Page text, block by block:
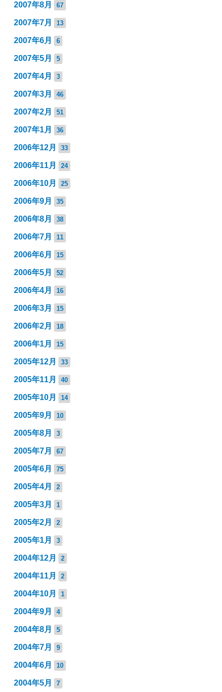
2007年8月 67
2007年7月 13
2007年6月 6
2007年5月 5
2007年4月 3
2007年3月 46
2007年2月 51
2007年1月 36
2006年12月 33
2006年11月 24
2006年10月 25
2006年9月 35
2006年8月 38
2006年7月 11
2006年6月 15
2006年5月 52
2006年4月 16
2006年3月 15
2006年2月 18
2006年1月 15
2005年12月 33
2005年11月 40
2005年10月 14
2005年9月 10
2005年8月 3
2005年7月 67
2005年6月 75
2005年4月 2
2005年3月 1
2005年2月 2
2005年1月 3
2004年12月 2
2004年11月 2
2004年10月 1
2004年9月 4
2004年8月 5
2004年7月 9
2004年6月 10
2004年5月 7